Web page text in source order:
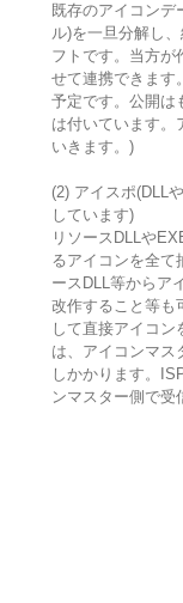
既存のアイコンデ
ル)を一旦分解し
フトです。当方が
せて連携できます
予定です。公開は
は付いています。
いきます。)
(2) アイスポ(DLL
しています)
リソースDLLや
るアイコンを全て
ースDLL等からア
改作すること等も
して直接アイコ
は、アイコンマス
しかかります。
ンマスター側で受